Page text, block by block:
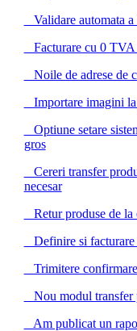
Validare automata
Facturare cu 0
Noile de adrese de
Importare imagini
Optiune setare
gros
Cereri transfer
necesar
Retur produse de
Definire si facturare
Trimitere
Nou modul transfer
Am publicat un